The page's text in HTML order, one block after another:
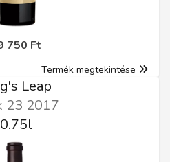
750 Ft
Termék megtekintése
Leap
23 2017
0.75l